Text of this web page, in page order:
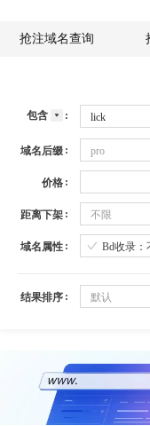
抢注域名查询
包含
域名后缀 pro
价格
距离下架 不限
域名属性 Bd收录：
结果排序 默认